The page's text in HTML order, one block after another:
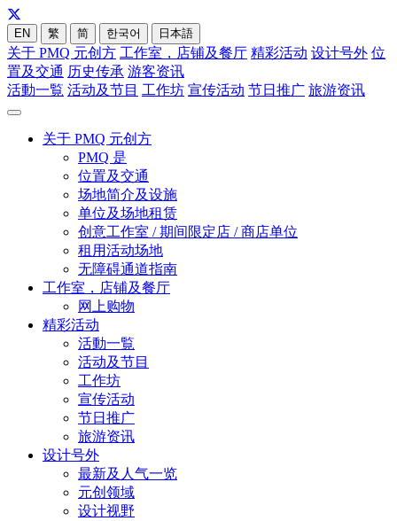
EN 繁 简 한국어 日本語
关于 PMQ 元创方 工作室，店铺及餐厅 精彩活动 设计号外 位
置及交通 历史传承 游客资讯
活動一覧 活动及节目 工作坊 宣传活动 节日推广 旅游资讯
关于 PMQ 元创方
PMQ 是
位置及交通
场地简介及设施
单位及场地租赁
创意工作室 / 期间限定店 / 商店单位
租用活动场地
无障碍通道指南
工作室，店铺及餐厅
网上购物
精彩活动
活動一覧
活动及节目
工作坊
宣传活动
节日推广
旅游资讯
设计号外
最新及人气一览
元创领域
设计视野